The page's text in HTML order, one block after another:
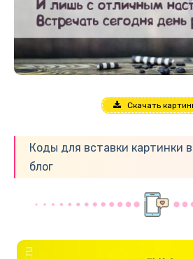
Скачать
Коды для вставки картинки
блог